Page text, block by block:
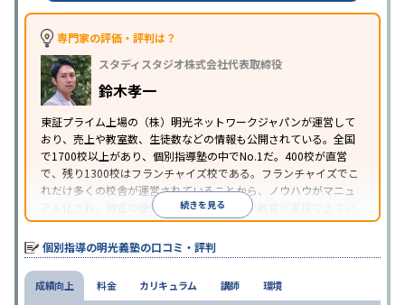
特徴
中高一貫校生に対応
の振替可能 不登校生に対応
を利用オンライン対応1科目から受講可能
習のみの受講可
り
※2023年3月調査。小学校高学年の個別指導塾アンケート調査方法を参
専門家の評価・評判は？
スタディスタジオ株式会社代表取締役
鈴木孝一
東証プライム上場の（株）明光ネットワークジャパンが運営して
おり、売上や教室数、生徒数などの情報も公開されている。全国
で1700校以上があり、個別指導塾の中でNo.1だ。400校が直営
で、残り1300校はフランチャイズ校である。フランチャイズでこ
れだけ多くの校舎が運営されていることから、ノウハウがマニュ
アル化され、特定の優秀な人材に依存しない教育が実現できてい
ることが推測される。
続きを見る
個別指導の明光義塾の口コミ・評判
成績向上 料金 カリキュラム 講師 環境